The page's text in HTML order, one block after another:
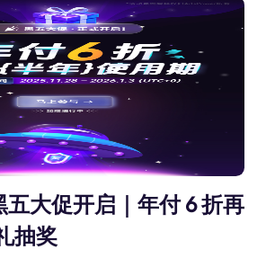
五大促开启｜年付 6 折再
抽奖